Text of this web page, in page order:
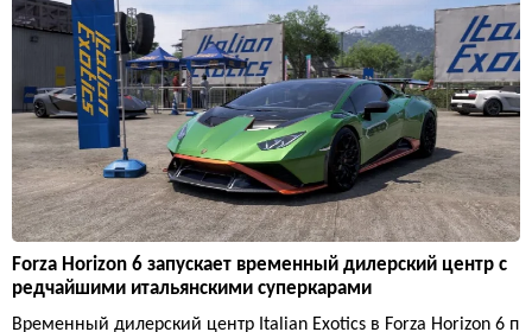
Forza Horizon 6 запускает временный дилерский центр с
редчайшими итальянскими суперкарами
Временный дилерский центр Italian Exotics в Forza Horizon 6 п